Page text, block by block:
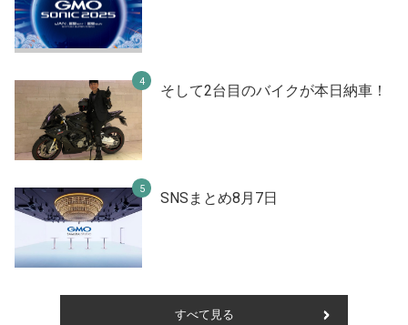
そして2台目のバイクが本日納車！
SNSまとめ8月7日
すべて見る